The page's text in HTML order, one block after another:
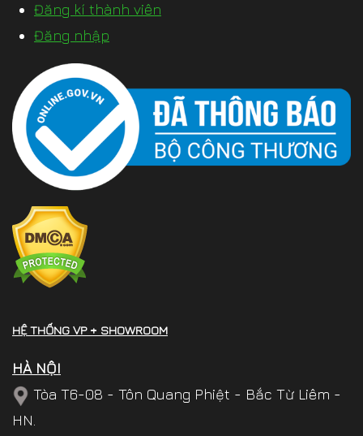
Đăng kí thành viên
Đăng nhập
HỆ THỐNG VP + SHOWROOM
HÀ NỘI
Tòa T6-08 - Tôn Quang Phiệt - Bắc Từ Liêm -
HN.